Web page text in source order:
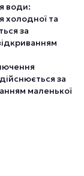
води:
холодної та
за
за
маленької